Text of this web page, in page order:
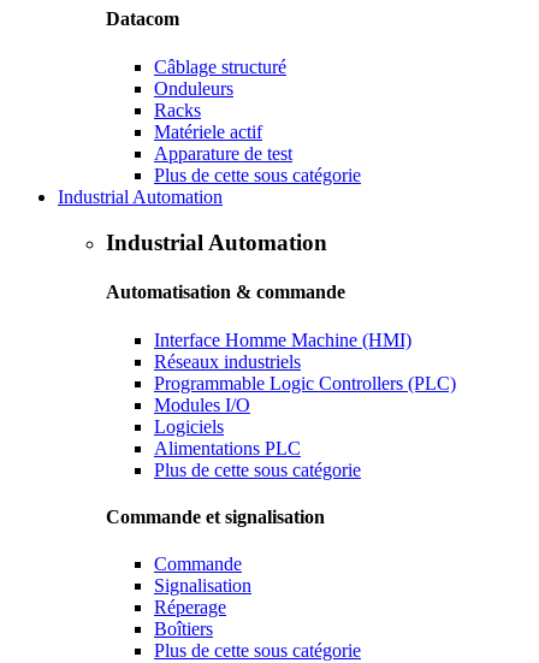
Datacom
Câblage structuré
Onduleurs
Racks
Matériele actif
Apparature de test
Plus de cette sous catégorie
Industrial Automation
Industrial Automation
Automatisation & commande
Interface Homme Machine (HMI)
Réseaux industriels
Programmable Logic Controllers (PLC)
Modules I/O
Logiciels
Alimentations PLC
Plus de cette sous catégorie
Commande et signalisation
Commande
Signalisation
Réperage
Boîtiers
Plus de cette sous catégorie